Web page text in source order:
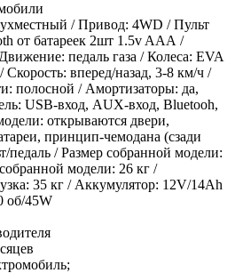
/ Привод: 4WD / Пульт
от батареек 2шт 1.5v AAА /
педаль газа / Колеса: EVA
вперед/назад, 3-8 км/ч /
полосной / Амортизаторы: да,
USB-вход, AUX-вход, Bluetooh,
открываются двери,
принцип-чемодана (сзади
педаль / Размер собранной модели:
модели: 26 кг /
35 кг / Аккумулятор: 12V/14Ah
об/45W